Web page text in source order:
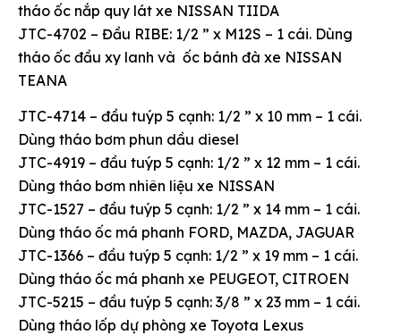
tháo ốc nắp quy lát xe NISSAN TIIDA
JTC-4702 – Đầu RIBE: 1/2 ” x M12S – 1 cái. Dùng
tháo ốc đầu xy lanh và ốc bánh đà xe NISSAN
TEANA
JTC-4714 – đầu tuýp 5 cạnh: 1/2 ” x 10 mm – 1 cái.
Dùng tháo bơm phun dầu diesel
JTC-4919 – đầu tuýp 5 cạnh: 1/2 ” x 12 mm – 1 cái.
Dùng tháo bơm nhiên liệu xe NISSAN
JTC-1527 – đầu tuýp 5 cạnh: 1/2 ” x 14 mm – 1 cái.
Dùng tháo ốc má phanh FORD, MAZDA, JAGUAR
JTC-1366 – đầu tuýp 5 cạnh: 1/2 ” x 19 mm – 1 cái.
Dùng tháo ốc má phanh xe PEUGEOT, CITROEN
JTC-5215 – đầu tuýp 5 cạnh: 3/8 ” x 23 mm – 1 cái.
Dùng tháo lốp dự phòng xe Toyota Lexus